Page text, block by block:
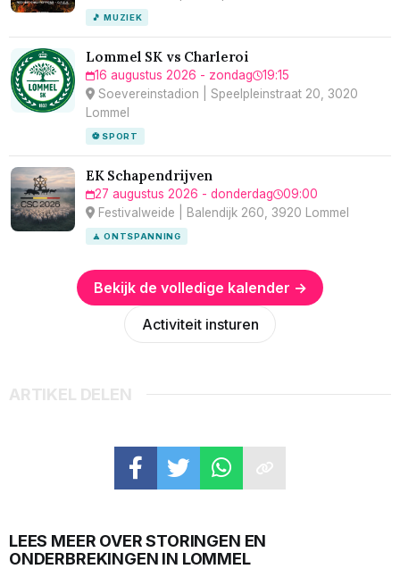
🎵 MUZIEK
Lommel SK vs Charleroi
16 augustus 2026 - zondag
19:15
Soevereinstadion | Speelpleinstraat 20, 3020
Lommel
⚽ SPORT
EK Schapendrijven
27 augustus 2026 - donderdag
09:00
Festivalweide | Balendijk 260, 3920 Lommel
🧘 ONTSPANNING
Bekijk de volledige kalender →
Activiteit insturen
ARTIKEL DELEN
LEES MEER OVER STORINGEN EN
ONDERBREKINGEN IN LOMMEL